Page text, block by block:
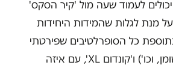
לעמוד שעה מול 'קיר הסקס'
מנת לגלות שהמידות היחידות
כל הסופרלטיבים שפירטתי
וכו') ו'קונדום XL', עם איזה